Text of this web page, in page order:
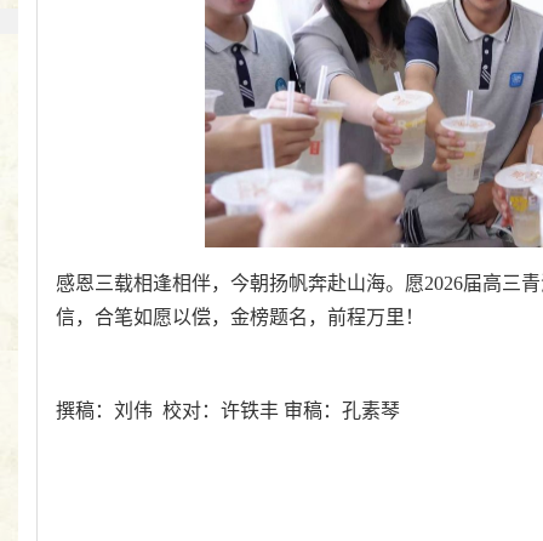
感恩三载相逢相伴，今朝扬帆奔赴山海。愿2026届高三
信，合笔如愿以偿，金榜题名，前程万里！
撰稿：刘伟 校对：许铁丰 审稿：孔素琴